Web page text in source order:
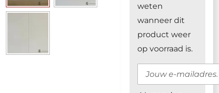
weten
wanneer dit
product weer
op voorraad is.